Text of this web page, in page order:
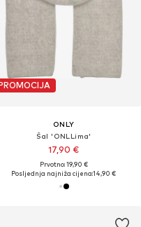
ONLY
Šal 'ONLLima'
17,90 €
Prvotno: 19,90 €
Posljednja najniža cijena:14,90 €